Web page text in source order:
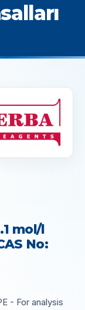
mol/l
No:
- For analysis